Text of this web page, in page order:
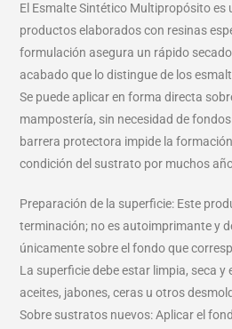
El Esmalte Sintético Multipropósito es
productos elaborados con resinas
formulación asegura un rápido
acabado que lo distingue de los
Se puede aplicar en forma directa
mampostería, sin necesidad de
barrera protectora impide la
condición del sustrato por muchos
Preparación de la superficie: Este
terminación; no es autoimprimante y
únicamente sobre el fondo que
La superficie debe estar limpia, seca y
aceites, jabones, ceras u otros
Sobre sustratos nuevos: Aplicar el